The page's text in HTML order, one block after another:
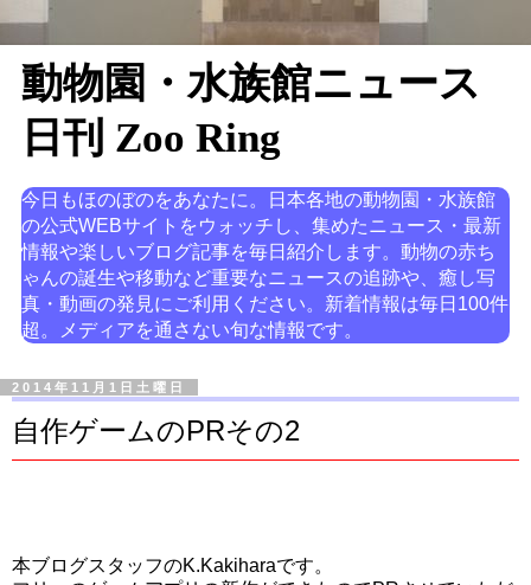
動物園・水族館ニュース
日刊 Zoo Ring
今日もほのぼのをあなたに。日本各地の動物園・水族館
の公式WEBサイトをウォッチし、集めたニュース・最新
情報や楽しいブログ記事を毎日紹介します。動物の赤ち
ゃんの誕生や移動など重要なニュースの追跡や、癒し写
真・動画の発見にご利用ください。新着情報は毎日100件
超。メディアを通さない旬な情報です。
2014年11月1日土曜日
自作ゲームのPRその2
本ブログスタッフのK.Kakiharaです。